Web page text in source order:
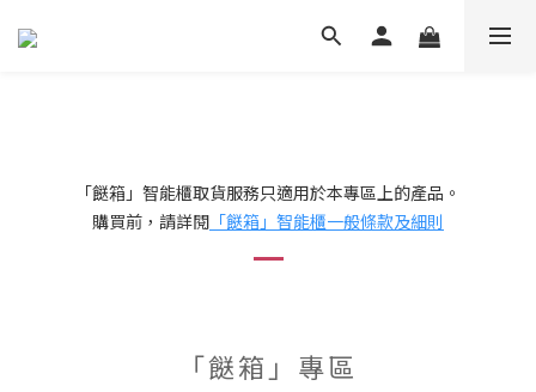
「餸箱」智能櫃取貨服務只適用於本專區上的產品。
購買前，請詳閱 「餸箱」智能櫃一般條款及細則
「餸箱」專區